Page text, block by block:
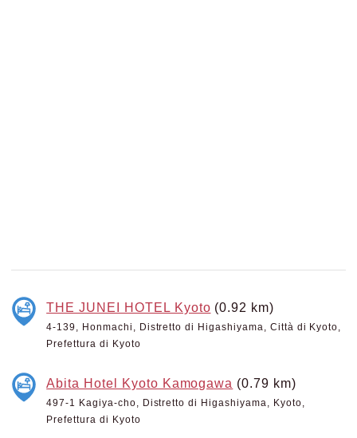
THE JUNEI HOTEL Kyoto (0.92 km)
4-139, Honmachi, Distretto di Higashiyama, Città di Kyoto,
Prefettura di Kyoto
Abita Hotel Kyoto Kamogawa (0.79 km)
497-1 Kagiya-cho, Distretto di Higashiyama, Kyoto,
Prefettura di Kyoto